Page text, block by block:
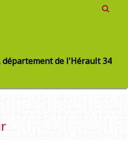
département de l'Hérault 34